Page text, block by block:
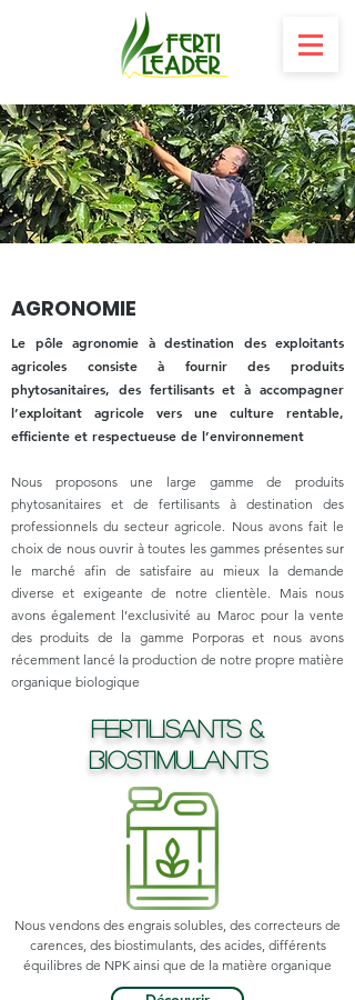
AGRONOMIE
Le pôle agronomie à destination des exploitants
agricoles consiste à fournir des produits
phytosanitaires, des fertilisants et à accompagner
l’exploitant agricole vers une culture rentable,
efficiente et respectueuse de l’environnement
Nous proposons une large gamme de produits
phytosanitaires et de fertilisants à destination des
professionnels du secteur agricole. Nous avons fait le
choix de nous ouvrir à toutes les gammes présentes sur
le marché afin de satisfaire au mieux la demande
diverse et exigeante de notre clientèle. Mais nous
avons également l’exclusivité au Maroc pour la vente
des produits de la gamme Porporas et nous avons
récemment lancé la production de notre propre matière
organique biologique
FERTILISANTS &
Biostimulants
Nous vendons des engrais solubles, des correcteurs de
carences, des biostimulants, des acides, différents
équilibres de NPK ainsi que de la matière organique